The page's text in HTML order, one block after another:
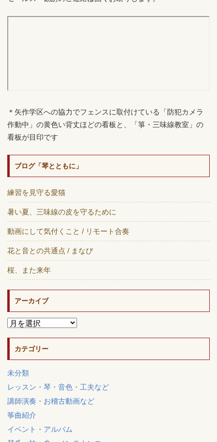
＊矢作学区への協力でフェンスに取付けている「防犯カメラ
作動中」の黄色い背丈ほどの看板と、「箏・三味線教室」の
看板が目印です
ブログ「琴とともに」
練習を見守る愛猫
暑い夏、三味線の皮を守るために
動画にして気付くこと / リモート合奏
花と音との共通点 / まなび
桜、また来年
アーカイブ
カテゴリー
未分類
レッスン・琴・音色・工夫など
講師演奏・お稽古動画など
筝曲紹介
イベント・アルバム